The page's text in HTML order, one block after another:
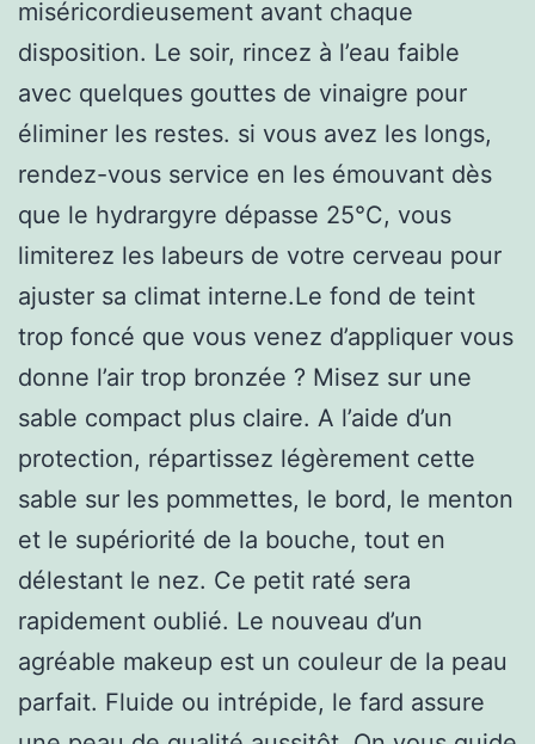
miséricordieusement avant chaque
disposition. Le soir, rincez à l’eau faible
avec quelques gouttes de vinaigre pour
éliminer les restes. si vous avez les longs,
rendez-vous service en les émouvant dès
que le hydrargyre dépasse 25°C, vous
limiterez les labeurs de votre cerveau pour
ajuster sa climat interne.Le fond de teint
trop foncé que vous venez d’appliquer vous
donne l’air trop bronzée ? Misez sur une
sable compact plus claire. A l’aide d’un
protection, répartissez légèrement cette
sable sur les pommettes, le bord, le menton
et le supériorité de la bouche, tout en
délestant le nez. Ce petit raté sera
rapidement oublié. Le nouveau d’un
agréable makeup est un couleur de la peau
parfait. Fluide ou intrépide, le fard assure